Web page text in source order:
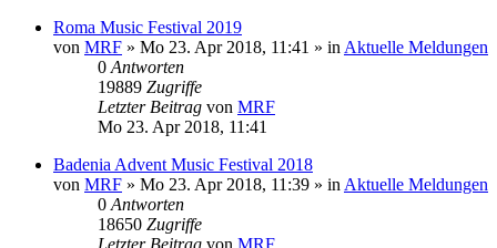
Roma Music Festival 2019
von MRF » Mo 23. Apr 2018, 11:41 » in Aktuelle Meldungen
0 Antworten
19889 Zugriffe
Letzter Beitrag von MRF
Mo 23. Apr 2018, 11:41
Badenia Advent Music Festival 2018
von MRF » Mo 23. Apr 2018, 11:39 » in Aktuelle Meldungen
0 Antworten
18650 Zugriffe
Letzter Beitrag von MRF